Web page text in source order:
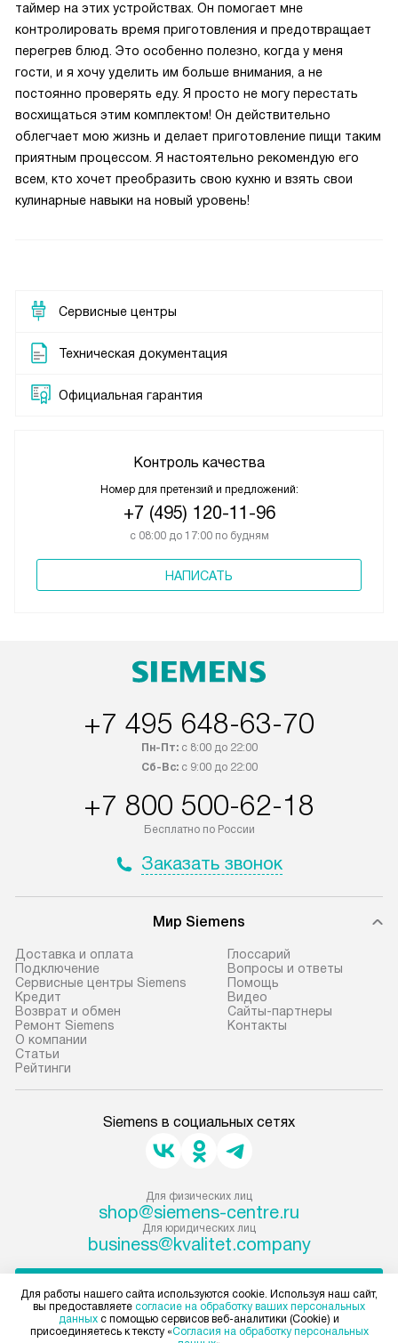
таймер на этих устройствах. Он помогает мне
контролировать время приготовления и предотвращает
перегрев блюд. Это особенно полезно, когда у меня
гости, и я хочу уделить им больше внимания, а не
постоянно проверять еду. Я просто не могу перестать
восхищаться этим комплектом! Он действительно
облегчает мою жизнь и делает приготовление пищи таким
приятным процессом. Я настоятельно рекомендую его
всем, кто хочет преобразить свою кухню и взять свои
кулинарные навыки на новый уровень!
Сервисные центры
Техническая документация
Официальная гарантия
Контроль качества
Номер для претензий и предложений:
+7 (495) 120-11-96
с 08:00 до 17:00 по будням
НАПИСАТЬ
+7 495 648-63-70
Пн-Пт:с 8:00 до 22:00
Сб-Вс:с 9:00 до 22:00
+7 800 500-62-18
Бесплатно по России
Заказать звонок
Мир Siemens
Доставка и оплата
Подключение
Сервисные центры Siemens
Кредит
Возврат и обмен
Ремонт Siemens
О компании
Статьи
Рейтинги
Глоссарий
Вопросы и ответы
Помощь
Видео
Сайты-партнеры
Контакты
Siemens в социальных сетях
Для физических лиц
shop@siemens-centre.ru
Для юридических лиц
business@kvalitet.company
Политика конфиденциальности
Для работы нашего сайта используются cookie. Используя наш сайт,
вы предоставляете согласие на обработку ваших персональных
данных с помощью сервисов веб-аналитики (Cookie) и
присоединяетесь к тексту «Согласия на обработку персональных